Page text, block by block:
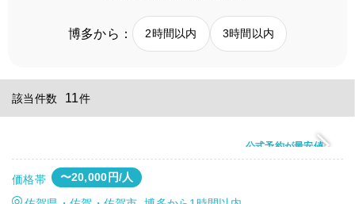
博多から： 2時間以内 3時間以内
該当件数 11件
公式予約が最安値
価格帯 〜20,000円/人